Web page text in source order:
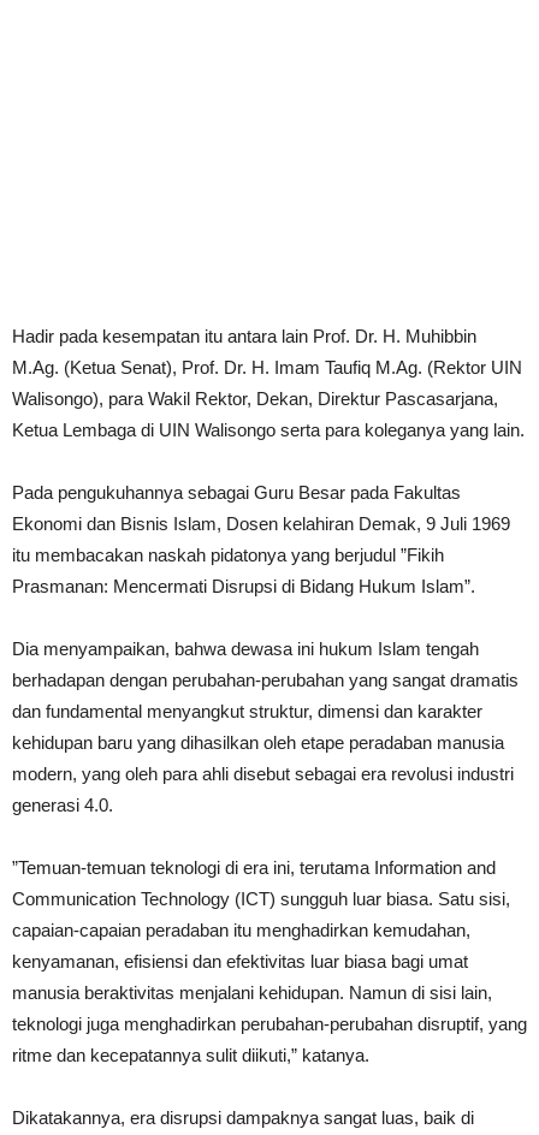
Hadir pada kesempatan itu antara lain Prof. Dr. H. Muhibbin
M.Ag. (Ketua Senat), Prof. Dr. H. Imam Taufiq M.Ag. (Rektor UIN
Walisongo), para Wakil Rektor, Dekan, Direktur Pascasarjana,
Ketua Lembaga di UIN Walisongo serta para koleganya yang lain.
Pada pengukuhannya sebagai Guru Besar pada Fakultas
Ekonomi dan Bisnis Islam, Dosen kelahiran Demak, 9 Juli 1969
itu membacakan naskah pidatonya yang berjudul ”Fikih
Prasmanan: Mencermati Disrupsi di Bidang Hukum Islam”.
Dia menyampaikan, bahwa dewasa ini hukum Islam tengah
berhadapan dengan perubahan-perubahan yang sangat dramatis
dan fundamental menyangkut struktur, dimensi dan karakter
kehidupan baru yang dihasilkan oleh etape peradaban manusia
modern, yang oleh para ahli disebut sebagai era revolusi industri
generasi 4.0.
”Temuan-temuan teknologi di era ini, terutama Information and
Communication Technology (ICT) sungguh luar biasa. Satu sisi,
capaian-capaian peradaban itu menghadirkan kemudahan,
kenyamanan, efisiensi dan efektivitas luar biasa bagi umat
manusia beraktivitas menjalani kehidupan. Namun di sisi lain,
teknologi juga menghadirkan perubahan-perubahan disruptif, yang
ritme dan kecepatannya sulit diikuti,” katanya.
Dikatakannya, era disrupsi dampaknya sangat luas, baik di